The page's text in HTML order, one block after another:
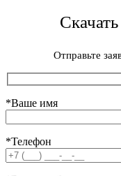
Отправьте
*Ваше имя
*Телефон